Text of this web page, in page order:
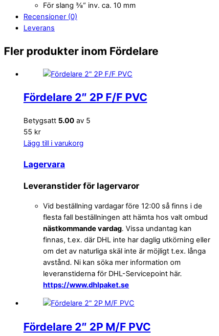
För slang ⅜” inv. ca. 10 mm
Recensioner (0)
Leverans
Fler produkter inom Fördelare
Fördelare 2″ 2P F/F PVC
Betygsatt 5.00 av 5
55 kr
Lägg till i varukorg
Lagervara
Leveranstider för lagervaror
Vid beställning vardagar före 12:00 så finns i de
flesta fall beställningen att hämta hos valt ombud
nästkommande vardag. Vissa undantag kan
finnas, t.ex. där DHL inte har daglig utkörning eller
om det av naturliga skäl inte är möjligt t.ex. långa
avstånd. Ni kan söka mer information om
leveranstiderna för DHL-Servicepoint här.
https://www.dhlpaket.se
Fördelare 2″ 2P M/F PVC